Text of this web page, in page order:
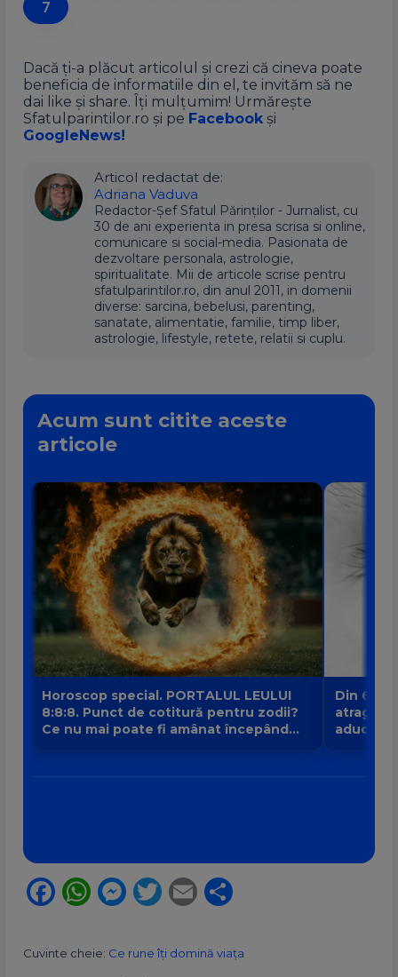
7
Dacă ți-a plăcut articolul și crezi că cineva poate
beneficia de informatiile din el, te invităm să ne
dai like și share. Îți mulțumim! Urmărește
Sfatulparintilor.ro și pe Facebook și
GoogleNews!
Articol redactat de:
Adriana Vaduva
Redactor-Șef Sfatul Părinților - Jurnalist, cu
30 de ani experienta in presa scrisa si online,
comunicare si social-media. Pasionata de
dezvoltare personala, astrologie,
spiritualitate. Mii de articole scrise pentru
sfatulparintilor.ro, din anul 2011, in domenii
diverse: sarcina, bebelusi, parenting,
sanatate, alimentatie, familie, timp liber,
astrologie, lifestyle, retete, relatii si cuplu.
Acum sunt citite aceste
articole
Horoscop special. PORTALUL LEULUI
8:8:8. Punct de cotitură pentru zodii?
Ce nu mai poate fi amânat începând
Din 6
atrage
aduce
Facebook
WhatsApp
Messenger
Twitter
Email
Cuvinte cheie: Ce rune îți domină viața